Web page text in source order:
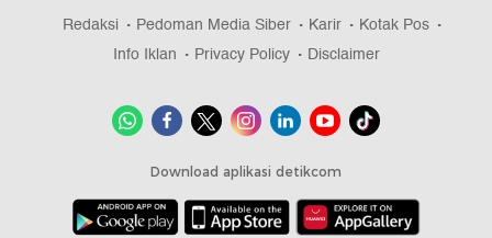
Redaksi Pedoman Media Siber Karir
Kotak Pos
Info Iklan
Privacy Policy Disclaimer
Download aplikasi detikcom